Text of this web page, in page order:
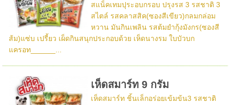
สแน็คเทมปุระอบกรอบ ปรุงรส 3 รสชาติ 3
สไตล์ รสคลาสสิค(ซองสีเขียว)กลมกล่อม
หวาน มันกินเพลิน รสต้มยำกุ้งมังกร(ซองสี
ส้ม)แซ่บ เปรี้ยว เผ็ดกินสนุกประกอบด้วย เห็ดนางรม ใบบัวบก
แครอท______...
เห็ดสมาร์ท 9 กรัม
เห็ดสมาร์ท ชิ้นเล็กอร่อยเข้มข้น3 รสชาติ